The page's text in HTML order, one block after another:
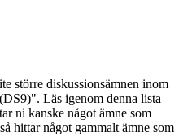
större diskussionsämnen inom
Läs igenom denna lista
ni kanske något ämne som
hittar något gammalt ämne som